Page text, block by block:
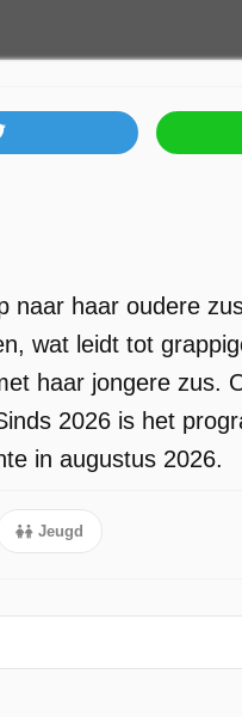
naar haar oudere
wat leidt tot
haar jongere zus.
2026 is het
in augustus 2026.
Jeugd